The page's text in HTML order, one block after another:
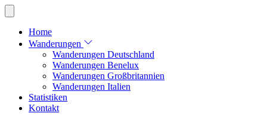
Home
Wanderungen
Wanderungen Deutschland
Wanderungen Benelux
Wanderungen Großbritannien
Wanderungen Italien
Statistiken
Kontakt